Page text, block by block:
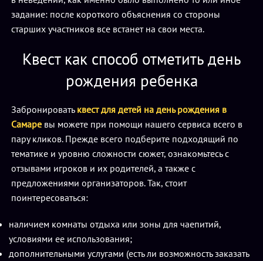
задание: после короткого объяснения со стороны
старших участников все встанет на свои места.
Квест как способ отметить день
рождения ребенка
Забронировать квест для детей на день рождения в
Самаре вы можете при помощи нашего сервиса всего в
пару кликов. Прежде всего подберите подходящий по
тематике и уровню сложности сюжет, ознакомьтесь с
отзывами игроков и их родителей, а также с
предложениями организаторов. Так, стоит
поинтересоваться:
наличием комнаты отдыха или зоны для чаепитий,
условиями ее использования;
дополнительными услугами (есть ли возможность заказать